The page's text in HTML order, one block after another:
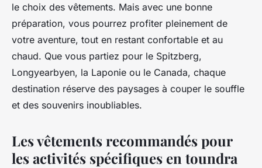
le choix des vêtements. Mais avec une bonne
préparation, vous pourrez profiter pleinement de
votre aventure, tout en restant confortable et au
chaud. Que vous partiez pour le Spitzberg,
Longyearbyen, la Laponie ou le Canada, chaque
destination réserve des paysages à couper le souffle
et des souvenirs inoubliables.
Les vêtements recommandés pour
les activités spécifiques en toundra